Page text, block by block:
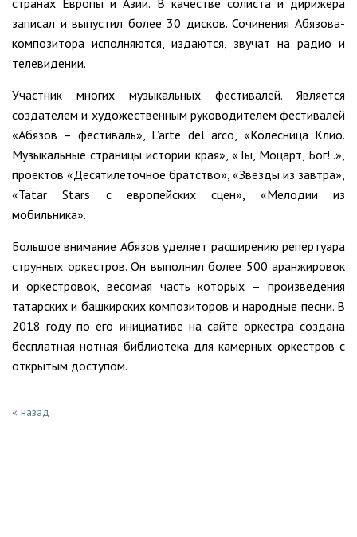
странах Европы и Азии. В качестве солиста и дирижера
записал и выпустил более 30 дисков. Сочинения Абязова-
композитора исполняются, издаются, звучат на радио и
телевидении.
Участник многих музыкальных фестивалей. Является
создателем и художественным руководителем фестивалей
«Абязов – фестиваль», L’arte del arco, «Колесница Клио.
Музыкальные страницы истории края», «Ты, Моцарт, Бог!..»,
проектов «Десятилеточное братство», «Звёзды из завтра»,
«Tatar Stars с европейских сцен», «Мелодии из
мобильника».
Большое внимание Абязов уделяет расширению репертуара
струнных оркестров. Он выполнил более 500 аранжировок
и оркестровок, весомая часть которых – произведения
татарских и башкирских композиторов и народные песни. В
2018 году по его инициативе на сайте оркестра cоздана
бесплатная нотная библиотека для камерных оркестров с
открытым доступом.
« назад